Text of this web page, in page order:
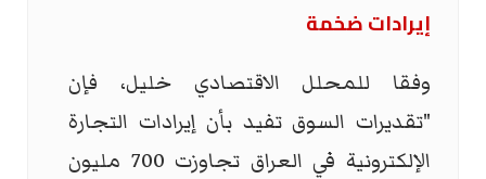
إيرادات ضخمة
وفقا للمحلل الاقتصادي خليل، فإن
"تقديرات السوق تفيد بأن إيرادات التجارة
الإلكترونية في العراق تجاوزت 700 مليون